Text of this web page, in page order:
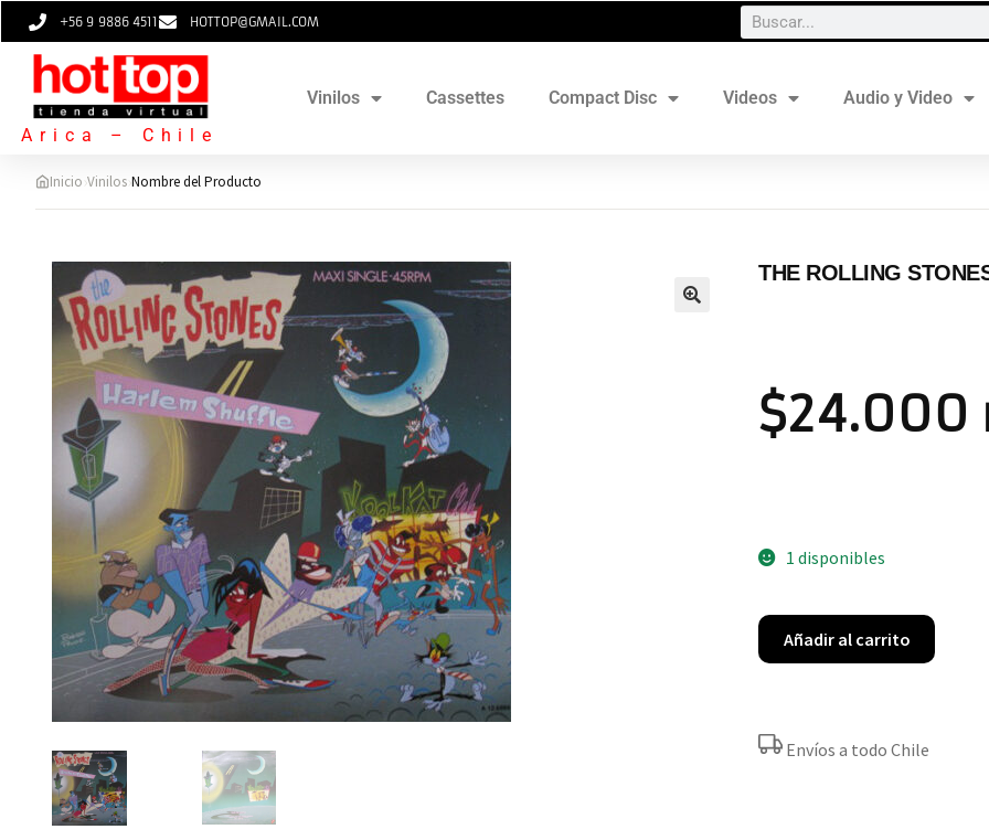
+56 9 9886 4511 HOTTOP@GMAIL.COM
Arica – Chile
Vinilos Cassettes Compact Disc Videos Audio y Video
Inicio›Vinilos›Nombre del Producto
THE ROLLING
$24.000
1 disponibles
Añadir al carrito
Envíos a todo Chile